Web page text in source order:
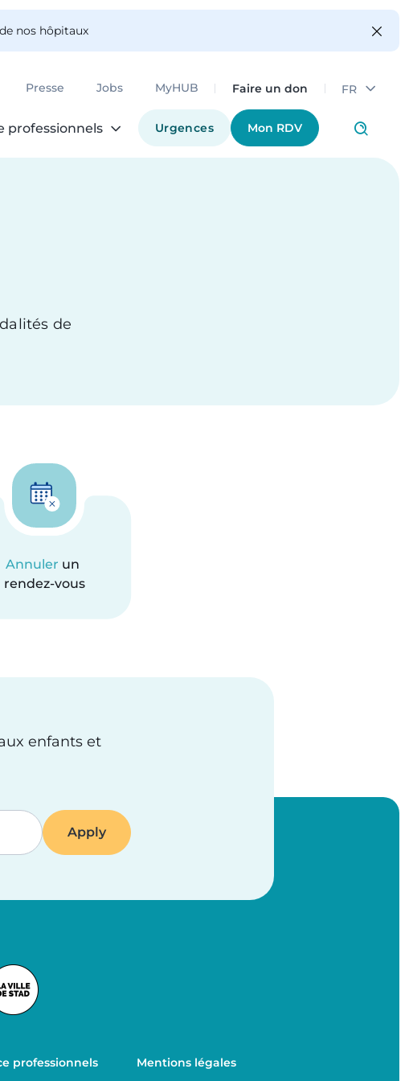
nos hôpitaux
Presse Jobs MyHUB Faire un don FR
professionnels Urgences Mon RDV
de
Annuler un
rendez-vous
enfants et
professionnels Mentions légales